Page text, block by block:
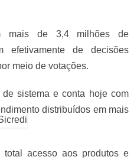
mais de 3,4 milhões de
efetivamente de decisões
meio de votações.
sistema e conta hoje com
distribuídos em mais
acesso aos produtos e